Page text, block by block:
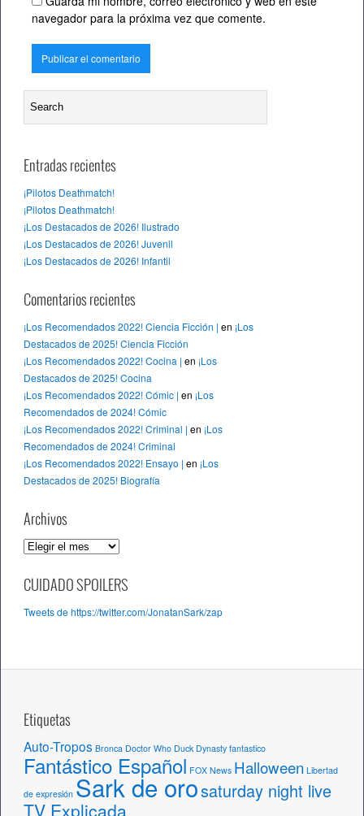
navegador para la próxima vez que comente.
Entradas recientes
¡Pilotos Deathmatch!
¡Pilotos Deathmatch!
¡Los Destacados de 2026! Ilustrado
¡Los Destacados de 2026! Juvenil
¡Los Destacados de 2026! Infantil
Comentarios recientes
¡Los Recomendados 2022! Ciencia Ficción | en ¡Los
Destacados de 2025! Ciencia Ficción
¡Los Recomendados 2022! Cocina | en ¡Los
Destacados de 2025! Cocina
¡Los Recomendados 2022! Cómic | en ¡Los
Recomendados de 2024! Cómic
¡Los Recomendados 2022! Criminal | en ¡Los
Recomendados de 2024! Criminal
¡Los Recomendados 2022! Ensayo | en ¡Los
Destacados de 2025! Biografía
Archivos
A
c
i
CUIDADO SPOILERS
Tweets de https://twitter.com/JonatanSark/zap
Etiquetas
Auto-Tropos Bronca Doctor Who Duck Dynasty fantastico
Fantástico Español FOX News Halloween Libertad
de expresión Sark de orosaturday night live
TV Explicada